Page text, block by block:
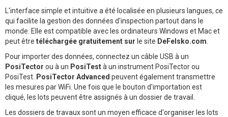
L'interface simple et intuitive a été localisée en plusieurs langues, ce
qui facilite la gestion des données d'inspection partout dans le
monde. Elle est compatible avec les ordinateurs Windows et Mac et
peut être téléchargée gratuitement sur le site DeFelsko.com
Pour importer des données, connectez un câble USB à un
PosiTector ou à un PosiTestà un instrument PosiTector ou
PosiTest. PosiTector Advanced peuvent également transmettre
les mesures par WiFi. Une fois que le bouton d'importation est
cliqué, les lots peuvent être assignés à un dossier de travail.
Les dossiers de travaux sont un moyen efficace d'organiser les lots